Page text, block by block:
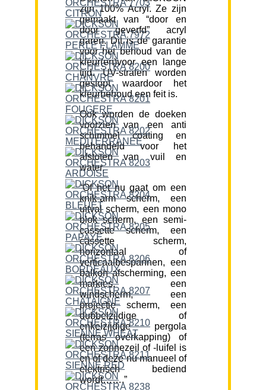
zijn 100% Acryl. Ze zijn
gemaakt van “door en
door geverfd” acryl
garen. Dit is de garantie
voor het behoud van de
kleur(en)voor een lange
tijd. UV-stralen worden
gestopt waardoor het
kleurbehoud een feit is.
Ook worden de doeken
voorzien van een anti
schimmel coating en
behandeld voor het
afstoten van vuil en
water.
“Of het nu gaat om een
knik-arm scherm, een
uitval scherm, een mono
blok scherm, een semi-
cassette scherm, een
cassette scherm,
horizontaal of
verticaalbespannen, een
balkon afscherming, een
markies, een
windscherm, een
projectie scherm, een
dubbelzijdige of
enkelzijdige pergola
(terras overkapping) of
een zonnezeil of -luifel is
en of deze nu manueel of
elektrisch bediend
wordt…….”